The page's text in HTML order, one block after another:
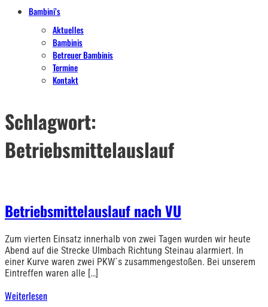
Bambini’s
Aktuelles
Bambinis
Betreuer Bambinis
Termine
Kontakt
Schlagwort:
Betriebsmittelauslauf
Betriebsmittelauslauf nach VU
Zum vierten Einsatz innerhalb von zwei Tagen wurden wir heute
Abend auf die Strecke Ulmbach Richtung Steinau alarmiert. In
einer Kurve waren zwei PKW´s zusammengestoßen. Bei unserem
Eintreffen waren alle […]
Weiterlesen